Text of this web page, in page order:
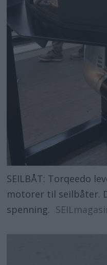
SEILBÅT: Torqeedo
motorer til seilbåter.
spenning.